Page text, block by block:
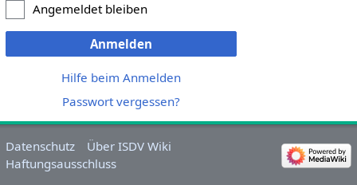
Angemeldet bleiben
Anmelden
Hilfe beim Anmelden
Passwort vergessen?
Datenschutz
Über ISDV Wiki
Haftungsausschluss